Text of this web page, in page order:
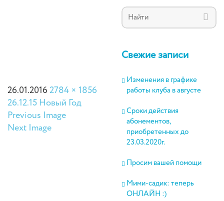
26.01.20162784 × 1856
26.12.15 Новый Год
Previous Image
Next Image
Свежие записи
Изменения в графике
работы клуба в августе
Сроки действия
абонементов,
приобретенных до
23.03.2020г.
Просим вашей помощи
Мими-садик: теперь
ОНЛАЙН :)